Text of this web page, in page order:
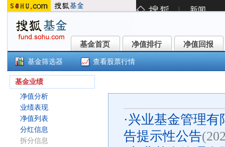
基金首页
基金首页 净值排行
净值排行 净值回报
净值回报
基金筛选器 查看股票行情
基金业绩
净值分析
业绩表现
净值列表
分红信息
拆分信息
·兴业基金管理有
告提示性公告